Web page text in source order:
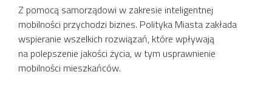
Z pomocą samorządowi w zakresie inteligentnej
mobilności przychodzi biznes. Polityka Miasta zakłada
wspieranie wszelkich rozwiązań, które wpływają
na polepszenie jakości życia, w tym usprawnienie
mobilności mieszkańców.